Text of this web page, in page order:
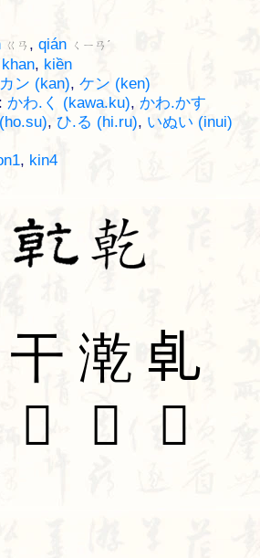
ㄍㄢ , qián ㄑㄧㄢˊ
khan, kiền
カン (kan), ケン (ken)
かわ.く (kawa.ku), かわ.かす
, ひ.る (hi.ru), いぬい (inui)
, kin4
干 漧 𠃵
𠄋 𣦖
𤌹